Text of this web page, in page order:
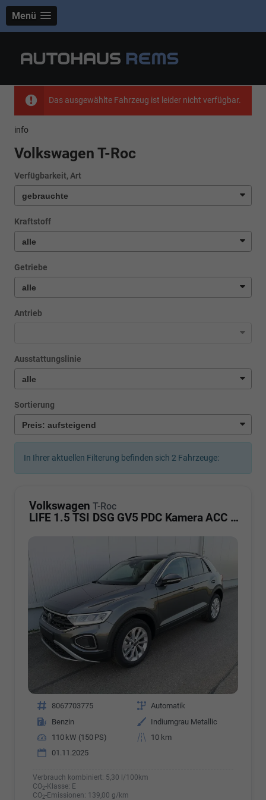
Menü
Das ausgewählte Fahrzeug ist leider nicht verfügbar.
info
Volkswagen T-Roc
Verfügbarkeit, Art
Kraftstoff
Getriebe
Antrieb
Ausstattungslinie
Sortierung
In Ihrer aktuellen Filterung befinden sich 2 Fahrzeuge:
Volkswagen T-Roc
LIFE 1.5 TSI DSG GV5 PDC Kamera ACC LED Sunset
Fahrzeugnr. 8067703775 Getriebe Automatik
Kraftstoff
Benzin Außenfarbe Indiumgrau Metallic
Leistung
110 kW (150 PS) Kilometerstand
10 km
01.11.2025
Verbrauch kombiniert: 5,30 l/100km
CO2-Klasse: E
CO2-Emissionen: 139,00 g/km